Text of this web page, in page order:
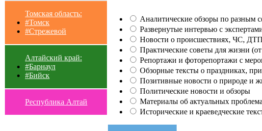
Томская область:
#Томск
#Стрежевой
Алтайский край:
#Барнаул
#Бийск
Республика Алтай
Аналитические обзоры по разным
Развернутые интервью с
Новости о происшествиях, ЧС,
Практические советы для жизни
Репортажи и фоторепортажи с
Обзорные тексты о праздниках,
Позитивные новости о природе и
Политические новости и обзоры
Материалы об актуальных
Исторические и краеведческие